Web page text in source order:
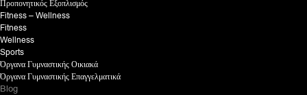
Προπονητικός Εξοπλισμός
Fitness – Wellness
Fitness
Wellness
Sports
Όργανα Γυμναστικής Οικιακά
Όργανα Γυμναστικής Επαγγελματικά
Blog